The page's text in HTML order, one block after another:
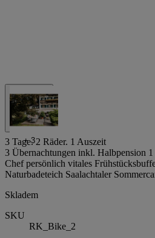
+ 3
3 Tage. 2 Räder. 1 Auszeit
3 Übernachtungen inkl. Halbpension
Chef persönlich vitales
Naturbadeteich Saalachtaler
Skladem
SKU
RK_Bike_2